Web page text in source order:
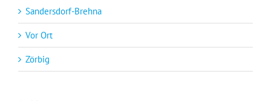
Sandersdorf-Brehna
Vor Ort
Zörbig